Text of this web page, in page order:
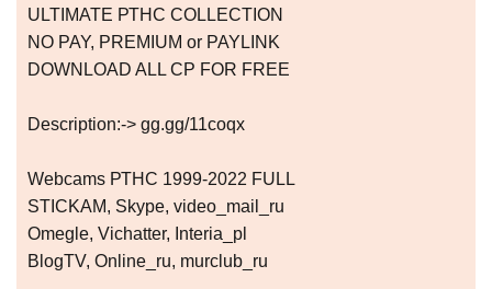
ULTIMATE РТНС COLLECTION
NO PAY, PREMIUM or PAYLINK
DOWNLOAD ALL СР FOR FREE
Description:-> gg.gg/11coqx
Webcams РТНС 1999-2022 FULL
STICKAM, Skype, video_mail_ru
Omegle, Vichatter, Interia_pl
BlogTV, Online_ru, murclub_ru